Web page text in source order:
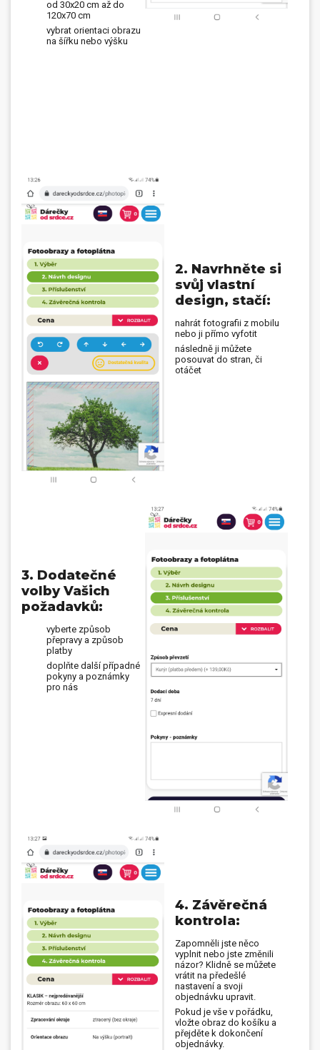
od 30x20 cm až do
120x70 cm
vybrat orientaci obrazu
na šířku nebo výšku
2. Navrhněte si
svůj vlastní
design, stačí:
nahrát fotografii z mobilu
nebo ji přímo vyfotit
následně ji můžete
posouvat do stran, či
otáčet
3. Dodatečné
volby Vašich
požadavků:
vyberte způsob
přepravy a způsob
platby
doplňte další případné
pokyny a poznámky
pro nás
4. Závěrečná
kontrola:
Zapomněli jste něco
vyplnit nebo jste změnili
názor? Klidně se můžete
vrátit na předešlé
nastavení a svoji
objednávku upravit.
Pokud je vše v pořádku,
vložte obraz do košíku a
přejděte k dokončení
objednávky.